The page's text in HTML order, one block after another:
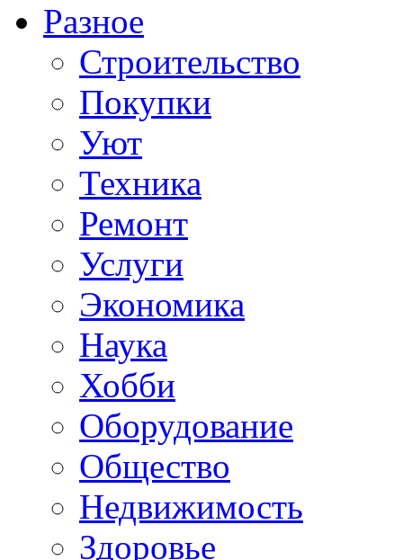
Разное
Строительство
Покупки
Уют
Техника
Ремонт
Услуги
Экономика
Наука
Хобби
Оборудование
Общество
Недвижимость
Здоровье